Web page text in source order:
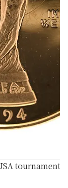
tournament